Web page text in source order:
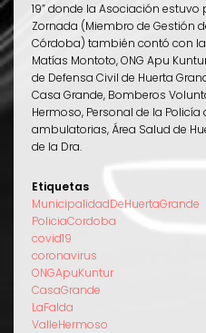
19” donde la Asociación
Zornada (Miembro de Gestión
Córdoba) también contó con
Matías Montoto, ONG Apu
de Defensa Civil de Huerta
Casa Grande, Bomberos
Hermoso, Personal de la
ambulatorias, Área Salud de
de la Dra.
Etiquetas
MunicipalidadDeHuertaGrande
PoliciaCordoba
covid19
coronavirus
ONGApuKuntur
CasaGrande
LaFalda
ValleHermoso